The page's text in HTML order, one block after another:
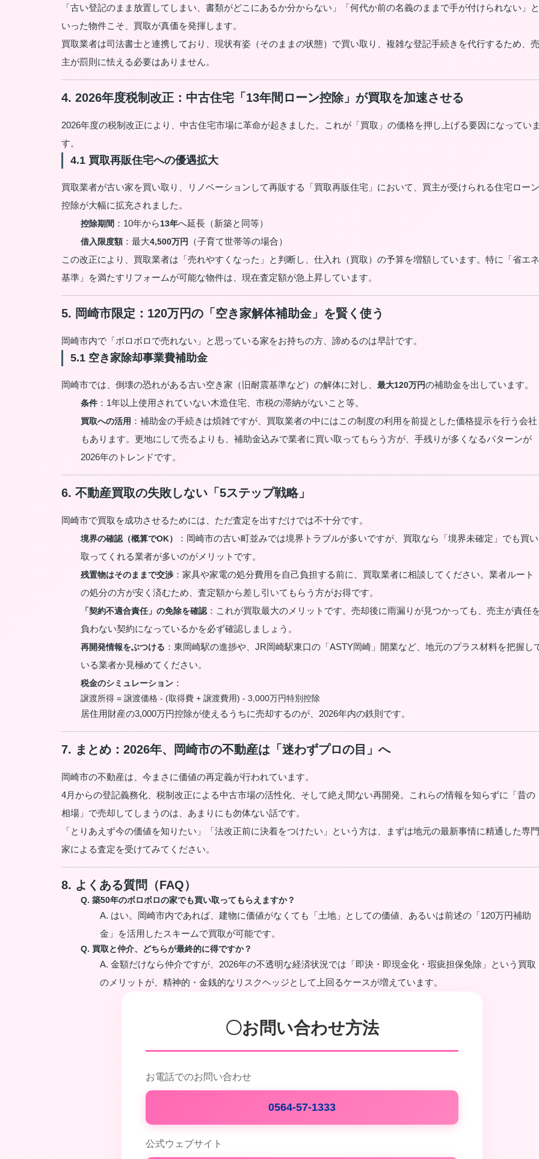
「古い登記のまま放置してしまい、書類がどこにあるか分からない」「何代か前の名義のままで手が付けられない」と
いった物件こそ、買取が真価を発揮します。
買取業者は司法書士と連携しており、現状有姿（そのままの状態）で買い取り、複雑な登記手続きを代行するため、売
主が罰則に怯える必要はありません。
4. 2026年度税制改正：中古住宅「13年間ローン控除」が買取を加速させる
2026年度の税制改正により、中古住宅市場に革命が起きました。これが「買取」の価格を押し上げる要因になってい
す。
4.1 買取再販住宅への優遇拡大
買取業者が古い家を買い取り、リノベーションして再販する「買取再販住宅」において、買主が受けられる住宅ローン
控除が大幅に拡充されました。
控除期間 ：10年から13年へ延長（新築と同等）
借入限度額：最大4,500万円
（子育て世帯等の場合）
この改正により、買取業者は「売れやすくなった」と判断し、仕入れ（買取）の予算を増額しています。特に「省エネ
基準」を満たすリフォームが可能な物件は、現在査定額が急上昇しています。
5. 岡崎市限定：120万円の「空き家解体補助金」を賢く使う
岡崎市内で「ボロボロで売れない」と思っている家をお持ちの方、諦めるのは早計です。
5.1 空き家除却事業費補助金
岡崎市では、倒壊の恐れがある古い空き家（旧耐震基準など）の解体に対し、 最大120万円の補助金を出しています。
条件 ：1年以上使用されていない木造住宅、市税の滞納がないこと等。
買取への活用 ：補助金の手続きは煩雑ですが、買取業者の中にはこの制度の利用を前提とした価格提示を行う会社
もあります。更地にして売るよりも、補助金込みで業者に買い取ってもらう方が、手残りが多くなるパターンが
2026年のトレンドです。
6. 不動産買取の失敗しない「5ステップ戦略」
岡崎市で買取を成功させるためには、ただ査定を出すだけでは不十分です。
境界の確認（概算でOK）
：岡崎市の古い町並みでは境界トラブルが多いですが、買取なら「境界未確定」でも買い
取ってくれる業者が多いのがメリットです。
残置物はそのままで交渉 ：家具や家電の処分費用を自己負担する前に、買取業者に相談してください。業者ルート
の処分の方が安く済むため、査定額から差し引いてもらう方がお得です。
「契約不適合責任」の免除を確認 ：これが買取最大のメリットです。売却後に雨漏りが見つかっても、売主が責任
負わない契約になっているかを必ず確認しましょう。
再開発情報をぶつける ：東岡崎駅の進捗や、JR岡崎駅東口の「ASTY岡崎」開業など、地元のプラス材料を把握し
いる業者か見極めてください。
税金のシミュレーション ：
譲渡所得 = 譲渡価格 - (取得費 + 譲渡費用) - 3,000万円特別控除
居住用財産の3,000万円控除が使えるうちに売却するのが、2026年内の鉄則です。
7. まとめ：2026年、岡崎市の不動産は「迷わずプロの目」へ
岡崎市の不動産は、今まさに価値の再定義が行われています。
4月からの登記義務化、税制改正による中古市場の活性化、そして絶え間ない再開発。これらの情報を知らずに「昔の
相場」で売却してしまうのは、あまりにも勿体ない話です。
「とりあえず今の価値を知りたい」「法改正前に決着をつけたい」という方は、まずは地元の最新事情に精通した専門
家による査定を受けてみてください。
8. よくある質問（FAQ）
Q. 築50年のボロボロの家でも買い取ってもらえますか？
A. はい。岡崎市内であれば、建物に価値がなくても「土地」としての価値、あるいは前述の「120万円補助
金」を活用したスキームで買取が可能です。
Q. 買取と仲介、どちらが最終的に得ですか？
A. 金額だけなら仲介ですが、2026年の不透明な経済状況では「即決・即現金化・瑕疵担保免除」という買取
のメリットが、精神的・金銭的なリスクヘッジとして上回るケースが増えています。
〇お問い合わせ方法
お電話でのお問い合わせ
0564-57-1333
公式ウェブサイト